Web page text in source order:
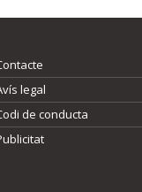
legal
de conducta